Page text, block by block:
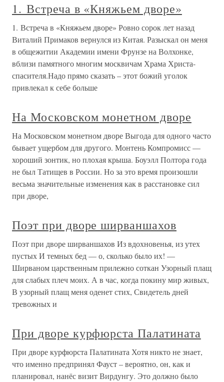
1. Встреча в «Княжьем дворе»
1. Встреча в «Княжьем дворе» Ровно сорок лет назад
Виталий Примаков вернулся из Китая. Разыскал он меня
в общежитии Академии имени Фрунзе на Волхонке,
вблизи памятного многим москвичам Храма Христа-
спасителя.Надо прямо сказать – этот божий уголок
привлекал к себе больше
На Московском монетном дворе
На Московском монетном дворе Выгода для одного часто
бывает ущербом для другого. Монтень Компромисс —
хороший зонтик, но плохая крыша. Боуэлл Полтора года
не был Татищев в России. Но за это время произошли
весьма значительные изменения как в расстановке сил
при дворе,
Поэт при дворе ширваншахов
Поэт при дворе ширваншахов Из вдохновенья, из утех
пустых И темных бед — о, сколько было их! —
Ширваном царственным прилежно соткан Узорный плащ
для слабых плеч моих. А в час, когда покину мир живых,
В узорный плащ меня оденет стих, Свидетель дней
тревожных и
При дворе курфюрста Палатината
При дворе курфюрста Палатината Хотя никто не знает,
что именно предпринял Фауст – вероятно, он, как и
планировал, нанёс визит Вирдунгу. Это должно было